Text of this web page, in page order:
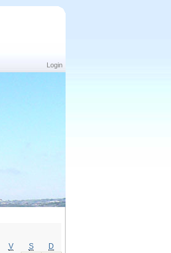
Login
V S
D